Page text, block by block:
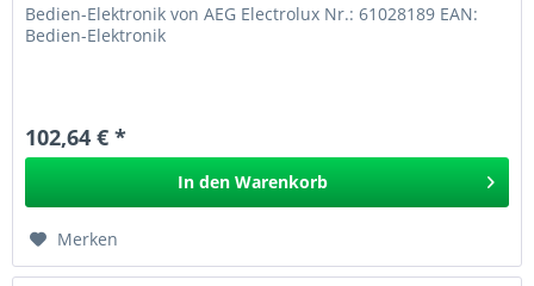
Bedien-Elektronik von AEG Electrolux Nr.: 61028189 EAN:
Bedien-Elektronik
102,64 € *
In den Warenkorb
Merken